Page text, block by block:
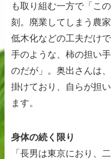
も取り組む一方で「こ
刻。廃業してしまう農
低木化などの工夫だけ
手のような、柿の担い
のだが」。奥出さんは
掛けており、自らが担
ます。
身体の続く限り
「長男は東京におり、